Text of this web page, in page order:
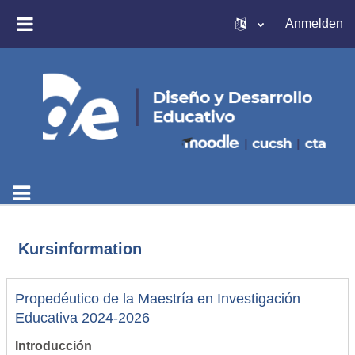
Anmelden
Kursinformation
Propedéutico de la Maestría en Investigación
Educativa 2024-2026
Introducción